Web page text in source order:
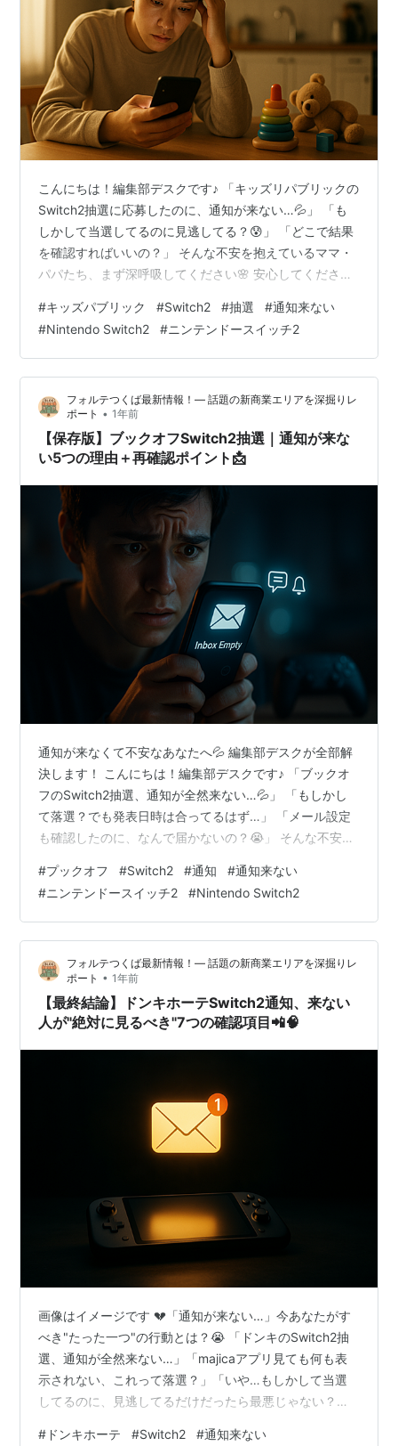
こんにちは！編集部デスクです♪ 「キッズリパブリックの
Switch2抽選に応募したのに、通知が来ない…💦」 「も
しかして当選してるのに見逃してる？😰」 「どこで結果
を確認すればいいの？」 そんな不安を抱えているママ・
パパたち、まず深呼吸してください🌸 安心してください
知が来ない理由と、 見逃しがちな確認ポイントをすべて
公開します！ 📝この記事を最後まで読めば… ✅ 通知が来
ない理由がハッキリわかる！ ✅ 正しい確認方法を100％
マスター！ ✅ 見逃しパターンを完全回避できる！ ✅ も
し落選でも次にやるべきことが明確に！ お子さんが楽し
#キッズパブリック #Switch2 #抽選 #通知来ない
#Nintendo Switch2 #ニンテンドースイッチ2
フォルテつくば最新情報！— 話題の新商業エリアを深掘りレ
ポート • 1年前
【保存版】ブックオフSwitch2抽選｜通知が来な
い5つの理由＋再確認ポイント📩
通知が来なくて不安なあなたへ💦 編集部デスクが全部解
決します！ こんにちは！編集部デスクです♪ 「ブックオ
フのSwitch2抽選、通知が全然来ない…💦」 「もしかし
て落選？でも発表日時は合ってるはず…」 「メール設定
も確認したのに、なんで届かないの？😭」 そんな不安で
めば、あなたの悩みは100％解決します！ 📝この記事で
分かること ✅ 通知が来ない5つの理由と対処法 ✅ 今すぐ
できる再確認ポイント ✅ 他店舗の抽選情報もバッチリ網
羅 ✅ 次回抽選に向けた準備も完璧に！ 実は、「通知が来
ない＝落選」とは限らないんです🌟 むしろ、ちょっとし
た設定…
#プックオフ #Switch2 #通知 #通知来ない
#ニンテンドースイッチ2 #Nintendo Switch2
フォルテつくば最新情報！— 話題の新商業エリアを深掘りレ
ポート • 1年前
【最終結論】ドンキホーテSwitch2通知、来ない
人が"絶対に見るべき"7つの確認項目📲🧠
画像はイメージです 💔「通知が来ない…」今あなたがす
べき"たった一つ"の行動とは？😭 「ドンキのSwitch2抽
選、通知が全然来ない…」「majicaアプリ見ても何も表
示されない、これって落選？」「いや…もしかして当選
してるのに、見逃してるだけだったら最悪じゃない？
# ドンキホーテ #Switch2 #通知来ない